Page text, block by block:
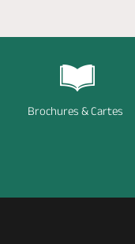
Brochures & Cartes